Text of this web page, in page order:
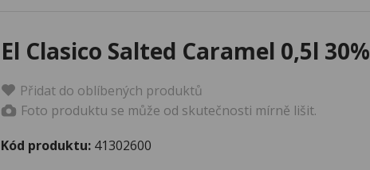
El Clasico Salted Caramel 0,5l 30%
Přidat do oblíbených produktů
Foto produktu se může od skutečnosti mírně lišit.
Kód produktu: 41302600